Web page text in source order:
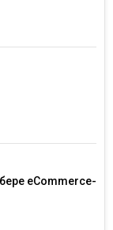
eCommerce-